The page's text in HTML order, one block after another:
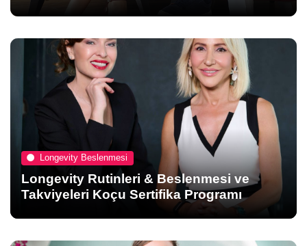
Longevity Beslenmesi
Longevity Rutinleri & Beslenmesi ve
Takviyeleri Koçu Sertifika Programı